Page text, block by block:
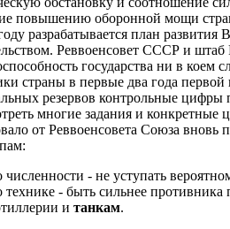
повышению оборонной мощи
разрабатывается план
Реввоенсовет СССР и
государства ни в коем
страны в первые два года первой
резервов контрольные цифры
многие задания и
от Реввоенсовета Союза вновь
численности - не уступать
технике - быть сильнее
и танкам.